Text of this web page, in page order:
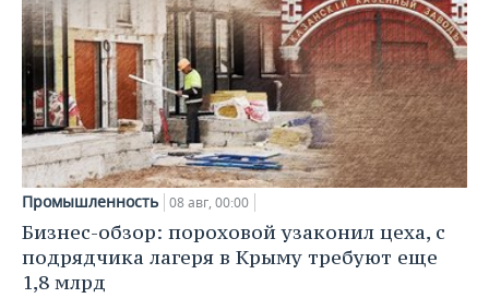
Промышленность 08 авг, 00:00
Бизнес-обзор: пороховой узаконил цеха, с
подрядчика лагеря в Крыму требуют еще
1,8 млрд